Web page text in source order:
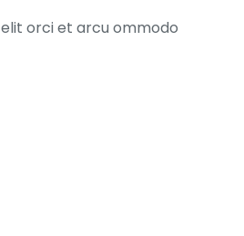
orci et arcu ommodo